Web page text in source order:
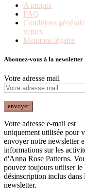
A propos
FAQ
Conditions
ventes
Mentions légales
Abonnez-vous à la newsletter
Votre adresse mail
Votre adresse e-mail est
uniquement utilisée pour
envoyer notre newsletter
informations sur les
d'Anna Rose Patterns.
pouvez toujours utiliser le
désinscription inclus dans
newsletter.